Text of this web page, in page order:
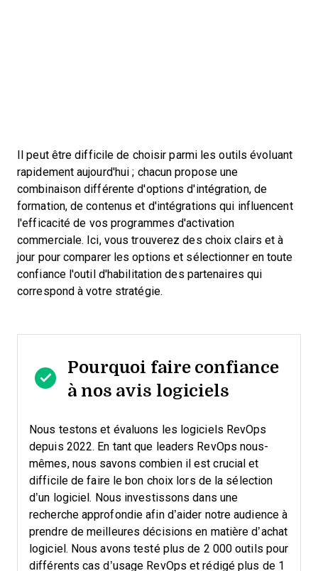
Il peut être difficile de choisir parmi les outils évoluant
rapidement aujourd'hui ; chacun propose une
combinaison différente d'options d'intégration, de
formation, de contenus et d'intégrations qui influencent
l'efficacité de vos programmes d'activation
commerciale. Ici, vous trouverez des choix clairs et à
jour pour comparer les options et sélectionner en toute
confiance l'outil d'habilitation des partenaires qui
correspond à votre stratégie.
Pourquoi faire confiance
à nos avis logiciels
Nous testons et évaluons les logiciels RevOps
depuis 2022. En tant que leaders RevOps nous-
mêmes, nous savons combien il est crucial et
difficile de faire le bon choix lors de la sélection
d’un logiciel. Nous investissons dans une
recherche approfondie afin d’aider notre audience à
prendre de meilleures décisions en matière d’achat
logiciel. Nous avons testé plus de 2 000 outils pour
différents cas d’usage RevOps et rédigé plus de 1